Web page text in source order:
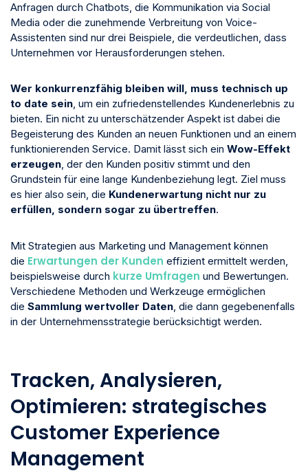
Anfragen durch Chatbots, die Kommunikation via Social
Media oder die zunehmende Verbreitung von Voice-
Assistenten sind nur drei Beispiele, die verdeutlichen, dass
Unternehmen vor Herausforderungen stehen.
Wer konkurrenzfähig bleiben will, muss technisch up
to date sein, um ein zufriedenstellendes Kundenerlebnis zu
bieten. Ein nicht zu unterschätzender Aspekt ist dabei die
Begeisterung des Kunden an neuen Funktionen und an einem
funktionierenden Service. Damit lässt sich ein Wow-Effekt
erzeugen, der den Kunden positiv stimmt und den
Grundstein für eine lange Kundenbeziehung legt. Ziel muss
es hier also sein, die Kundenerwartung nicht nur zu
erfüllen, sondern sogar zu übertreffen.
Mit Strategien aus Marketing und Management können
die Erwartungen der Kunden effizient ermittelt werden,
beispielsweise durch kurze Umfragen und Bewertungen.
Verschiedene Methoden und Werkzeuge ermöglichen
die Sammlung wertvoller Daten , die dann gegebenenfalls
in der Unternehmensstrategie berücksichtigt werden.
Tracken, Analysieren,
Optimieren: strategisches
Customer Experience
Management